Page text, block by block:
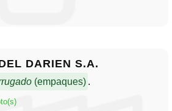
DARIEN S.A.
(empaques) .